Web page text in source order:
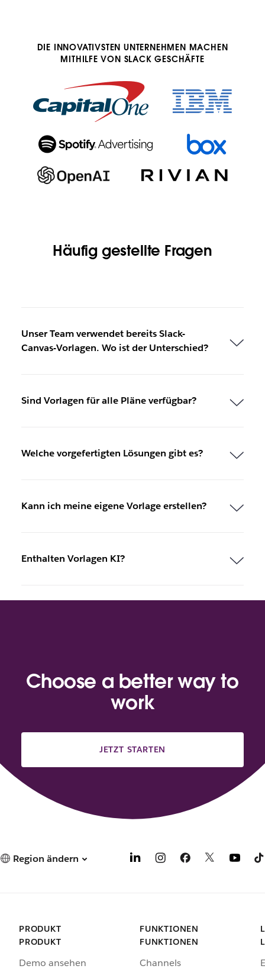
DIE INNOVATIVSTEN UNTERNEHMEN MACHEN
MITHILFE VON SLACK GESCHÄFTE
Häufig gestellte Fragen
Unser Team verwendet bereits Slack-
Canvas-Vorlagen. Wo ist der Unterschied?
Sind Vorlagen für alle Pläne verfügbar?
Welche vorgefertigten Lösungen gibt es?
Kann ich meine eigene Vorlage erstellen?
Enthalten Vorlagen KI?
Choose a better way to
work
JETZT STARTEN
Region ändern
PRODUKT
PRODUKT
Demo ansehen
FUNKTIONEN
FUNKTIONEN
Channels